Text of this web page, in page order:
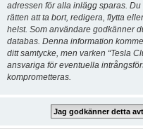
adressen för alla inlägg sparas. Du
rätten att ta bort, redigera, flytta
helst. Som användare godkänner
databas. Denna information
ditt samtycke, men varken “Tesla
ansvariga för eventuella
komprometteras.